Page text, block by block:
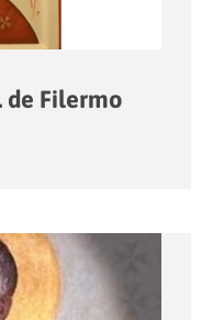
de Filermo